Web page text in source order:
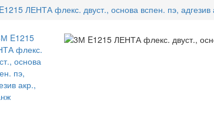
ЛЕНТА флекс. двуст., основа вспен. пэ, адгезив